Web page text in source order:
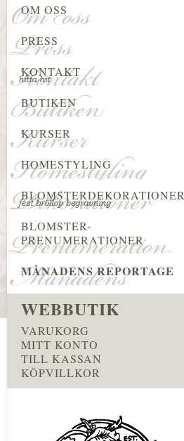
OM OSS
PRESS
KONTAKT
BUTIKEN
KURSER
HOMESTYLING
BLOMSTERDEKORATIONER
BLOMSTER-
PRENUMERATIONER
MÅNADENS REPORTAGE
WEBBUTIK
VARUKORG
MITT KONTO
TILL KASSAN
KÖPVILLKOR